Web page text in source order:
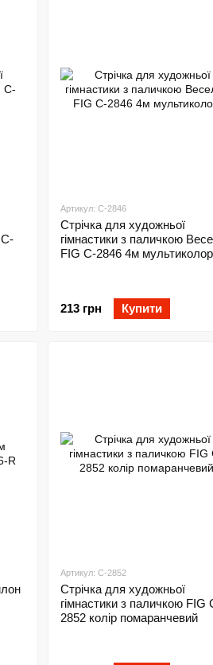
Артикул: C-2846
Стрічка для художньої
гімнастики з паличкою
FIG C-2846 4м мультиколор
213 грн Купити
Артикул: C-2852
Стрічка для художньої
гімнастики з паличкою FIG
2852 колір помаранчевий